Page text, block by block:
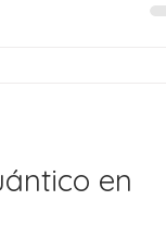
en